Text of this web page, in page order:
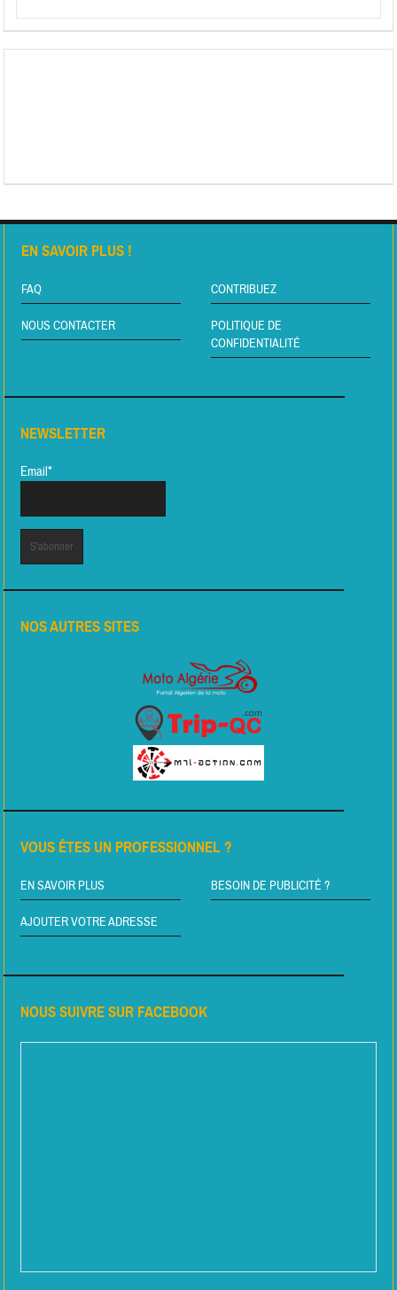
EN SAVOIR PLUS !
FAQ CONTRIBUEZ
NOUS CONTACTER
POLITIQUE DE
CONFIDENTIALITÉ
NEWSLETTER
Email*
NOS AUTRES SITES
VOUS ÊTES UN PROFESSIONNEL ?
EN SAVOIR PLUS BESOIN DE PUBLICITÉ ?
AJOUTER VOTRE ADRESSE
NOUS SUIVRE SUR FACEBOOK